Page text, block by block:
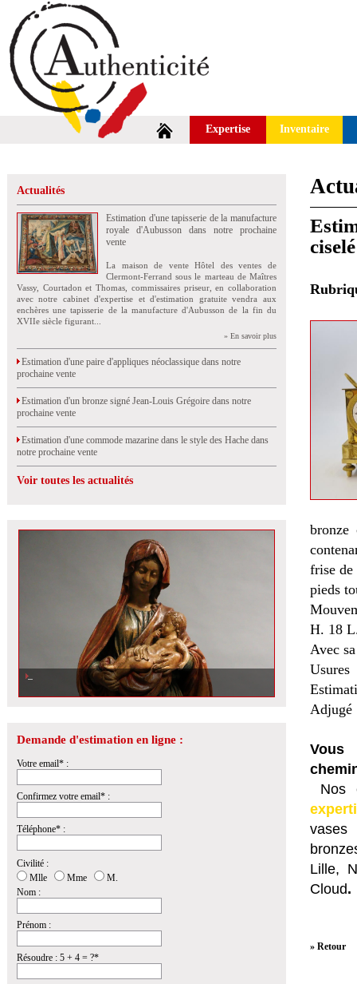
Expertise Inventaire
Actualités
Estimation d'une tapisserie de la manufacture
royale d'Aubusson dans notre prochaine
vente
La maison de vente Hôtel des ventes de
Clermont-Ferrand sous le marteau de Maîtres
Vassy, Courtadon et Thomas, commissaires priseur, en collaboration
avec notre cabinet d'expertise et d'estimation gratuite vendra aux
enchères une tapisserie de la manufacture d'Aubusson de la fin du
XVIIe siècle figurant...
» En savoir plus
Estimation d'une paire d'appliques néoclassique dans notre
prochaine vente
Estimation d'un bronze signé Jean-Louis Grégoire dans notre
prochaine vente
Estimation d'une commode mazarine dans le style des Hache dans
notre prochaine vente
Voir toutes les actualités
Demande d'estimation en ligne :
Votre email* :
Confirmez votre email* :
Téléphone* :
Civilité :
Mlle
Mme
M.
Nom :
Prénom :
Résoudre : 5 + 4 = ?*
frise de
pieds
H. 18
Avec
Usures
Adjugé
Vous
Nos
vases
Lille,
Cloud.
» Retour